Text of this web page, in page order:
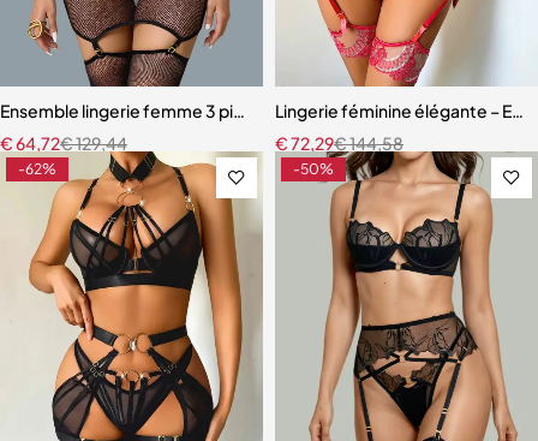
Ensemble lingerie femme 3 pièces – Résille noire brodée avec
€129,44
€64,72
Lingerie féminine élégante –
€144,58
€72,29
-62% -50%